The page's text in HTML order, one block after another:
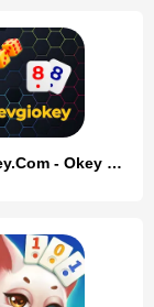
SevgiOkey.Com - Okey Oyna